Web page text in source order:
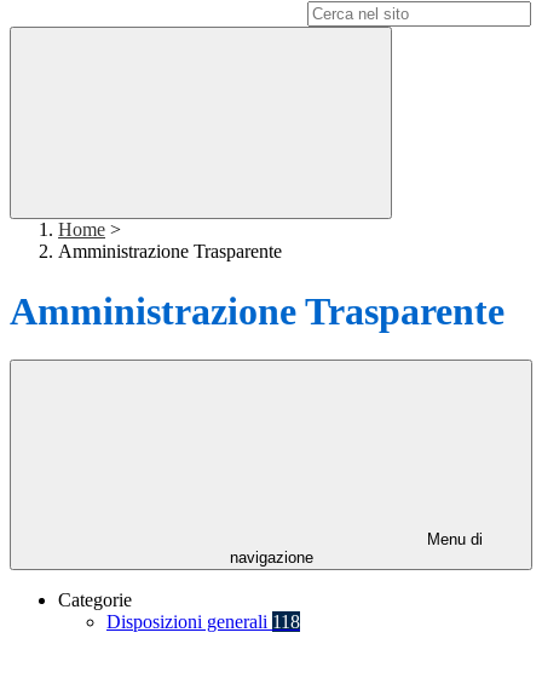
Home >
Amministrazione Trasparente
Amministrazione Trasparente
Menu di
navigazione
Categorie
Disposizioni generali 118